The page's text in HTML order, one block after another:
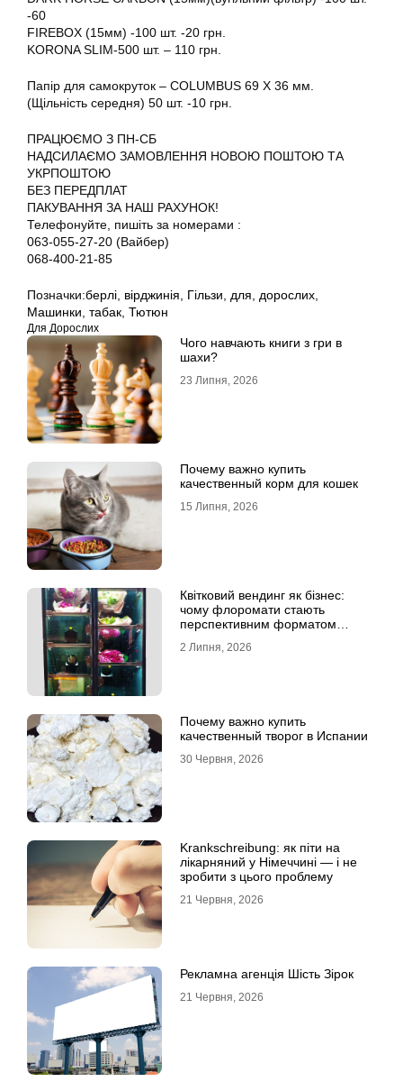
-60
FIREBOX (15мм) -100 шт. -20 грн.
KORONA SLIM-500 шт. – 110 грн.
Папір для самокруток – COLUMBUS 69 X 36 мм.
(Щільність середня) 50 шт. -10 грн.
ПРАЦЮЄМО З ПН-СБ
НАДСИЛАЄМО ЗАМОВЛЕННЯ НОВОЮ ПОШТОЮ ТА
УКРПОШТОЮ
БЕЗ ПЕРЕДПЛАТ
ПАКУВАННЯ ЗА НАШ РАХУНОК!
Телефонуйте, пишіть за номерами :
063-055-27-20 (Вайбер)
068-400-21-85
Позначки:берлі вірджинія Гільзи для дорослих
Машинки табак Тютюн
Для Дорослих
Чого навчають книги з гри в
шахи?
23 Липня, 2026
Почему важно купить
качественный корм для кошек
15 Липня, 2026
Квітковий вендинг як бізнес:
чому флоромати стають
перспективним форматом
2 Липня, 2026
Почему важно купить
качественный творог в Испании
30 Червня, 2026
Krankschreibung: як піти на
лікарняний у Німеччині — і не
зробити з цього проблему
21 Червня, 2026
Рекламна агенція Шість Зірок
21 Червня, 2026